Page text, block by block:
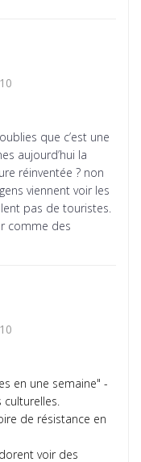
que c’est une
aujourd’hui la
réinventée ? non
viennent voir les
pas de touristes.
comme des
en une semaine" -
culturelles.
de résistance en
voir des